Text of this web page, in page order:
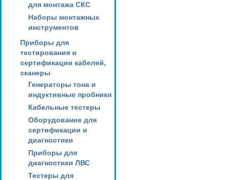
для монтажа СКС
Наборы монтажных
инструментов
Приборы для
тестирования и
сертификации кабелей,
сканеры
Генераторы тона и
индуктивные пробники
Кабельные тестеры
Оборудование для
сертификации и
диагностики
Приборы для
диагностики ЛВС
Тестеры для